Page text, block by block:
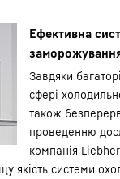
Ефективна
Завдяки
сфері
також
проведенню
компанія
якість системи